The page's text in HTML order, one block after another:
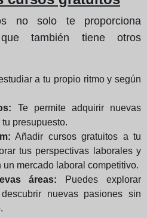
no solo te proporciona
también tiene otros
a tu propio ritmo y según
Te permite adquirir nuevas
presupuesto.
Añadir cursos gratuitos a tu
tus perspectivas laborales y
mercado laboral competitivo.
áreas: Puedes explorar
nuevas pasiones sin